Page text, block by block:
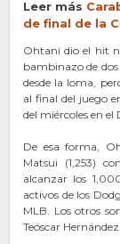
Leer más
de final de la
Ohtani dio el hit
bambinazo de
desde la loma,
al final del juego
del miércoles en el
De esa forma,
Matsui (1,253)
alcanzar los
activos de los
MLB. Los otros
Teóscar